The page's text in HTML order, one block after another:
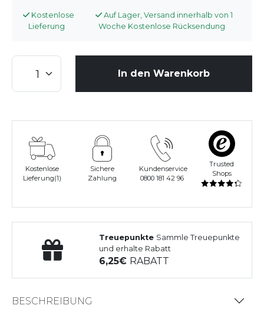
Kostenlose
Lieferung
Auf Lager, Versand innerhalb von 1
Woche Kostenlose Rücksendung
In den Warenkorb
Kostenlose
Lieferung(1)
Sichere
Zahlung
Kundenservice
0800 181 42 96
Trusted
Shops
Treuepunkte Sammle Treuepunkte
und erhalte Rabatt
6,25 RABATT
BESCHREIBUNG